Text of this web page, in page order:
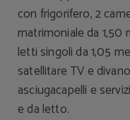
con frigorifero, 2
matrimoniale da 1,50
letti singoli da 1,05
satellitare TV e
asciugacapelli e
e da letto.